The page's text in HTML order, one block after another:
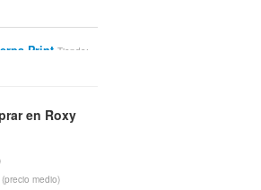
Print Tienda:
en Roxy
(precio medio)